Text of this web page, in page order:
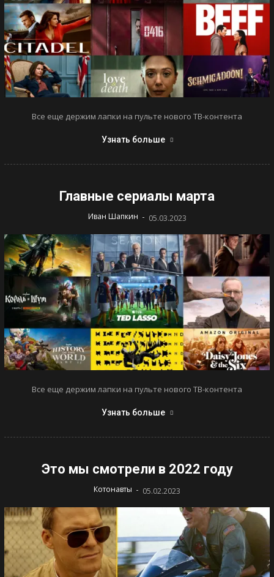
Все еще держим лапки на пульте нового ТВ-контента
Узнать больше
Главные сериалы марта
Иван Шапкин - 05.03.2023
Все еще держим лапки на пульте нового ТВ-контента
Узнать больше
Это мы смотрели в 2022 году
Котонавты - 05.02.2023